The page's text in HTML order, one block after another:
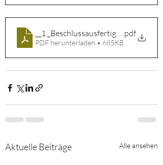
__1._Beschlussausfertigung(1679)
.pdf
PDF herunterladen • 685KB
Aktuelle Beiträge Alle ansehen